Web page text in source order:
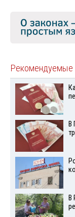
Рекомендуемые
В
В